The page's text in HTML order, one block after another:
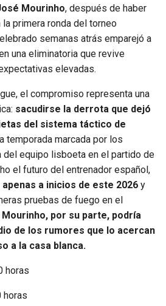
Mourinho, después de haber
primera ronda del torneo
semanas atrás emparejó a
una eliminatoria que revive
elevadas.
el compromiso representa una
sacudirse la derrota que dejó
del sistema táctico de
temporada marcada por los
del equipo lisboeta en el partido de
el futuro del entrenador español,
a inicios de este 2026 y
pruebas de fuego en el
por su parte, podría
de los rumores que lo acercan
a la casa blanca.
horas
horas